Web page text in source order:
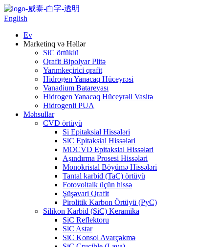
English
Ev
Marketinq və Həllər
SiC örtüklü
Qrafit Bipolyar Plitə
Yarımkeçirici qrafit
Hidrogen Yanacaq Hüceyrəsi
Vanadium Batareyası
Hidrogen Yanacaq Hüceyrəli Vasitə
Hidrogenli PUA
Məhsullar
CVD örtüyü
Si Epitaksial Hissələri
SiC Epitaksial Hissələri
MOCVD Epitaksial Hissələri
Aşındırma Prosesi Hissələri
Monokristal Böyümə Hissələri
Tantal karbid (TaC) örtüyü
Fotovoltaik üçün hissə
Şüşəvari Qrafit
Pirolitik Karbon Örtüyü (PyC)
Silikon Karbid (SiC) Keramika
SiC Reflektoru
SiC Astar
SiC Konsol Avarçəkmə